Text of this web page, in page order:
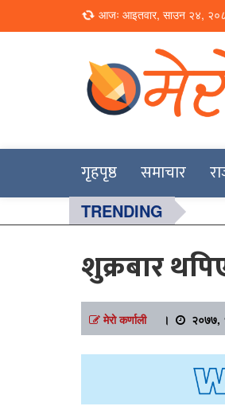
Loading...
आजः आइतवार, साउन २४,
गृहपृष्ठ समाचार
TRENDING
शुक्रबार
मेरो कर्णाली। २०७७,